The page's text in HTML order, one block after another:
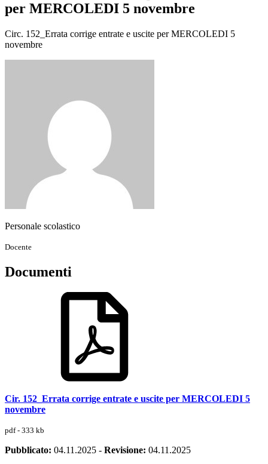
per MERCOLEDI 5 novembre
Circ. 152_Errata corrige entrate e uscite per MERCOLEDI 5
novembre
Personale scolastico
Docente
Documenti
Cir. 152_Errata corrige entrate e uscite per MERCOLEDI 5
novembre
pdf - 333 kb
Pubblicato: 04.11.2025 - Revisione: 04.11.2025